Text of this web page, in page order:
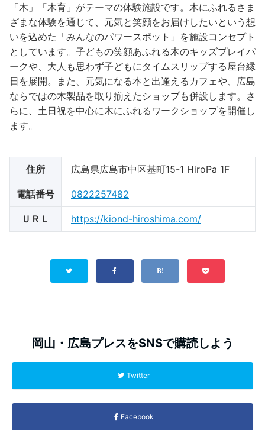
「木」「木育」がテーマの体験施設です。木にふれるさま
ざまな体験を通じて、元気と笑顔をお届けしたいという想
いを込めた「みんなのパワースポット」を施設コンセプト
としています。子どもの笑顔あふれる木のキッズプレイパ
ークや、大人も思わず子どもにタイムスリップする屋台縁
日を展開。また、元気になる本と出逢えるカフェや、広島
ならではの木製品を取り揃えたショップも併設します。さ
らに、土日祝を中心に木にふれるワークショップを開催し
ます。
住所 広島県広島市中区基町15-1 HiroPa 1F
電話番号 0822257482
ＵＲＬ https://kiond-hiroshima.com/
岡山・広島プレスをSNSで購読しよう
Twitter
Facebook